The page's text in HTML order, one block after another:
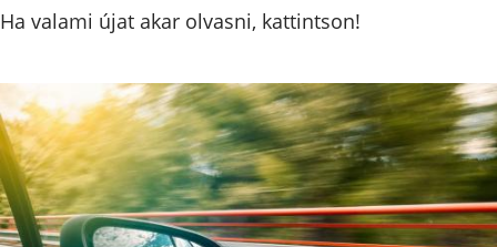
Ha valami újat akar olvasni, kattintson!